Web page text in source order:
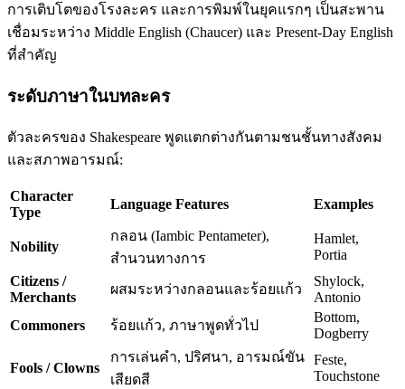
การเติบโตของโรงละคร และการพิมพ์ในยุคแรกๆ เป็นสะพาน
เชื่อมระหว่าง Middle English (Chaucer) และ Present-Day English
ที่สำคัญ
ระดับภาษาในบทละคร
ตัวละครของ Shakespeare พูดแตกต่างกันตามชนชั้นทางสังคม
และสภาพอารมณ์:
Character
Type
Language Features Examples
Nobility
กลอน (Iambic Pentameter),
สำนวนทางการ
Hamlet,
Portia
Citizens /
Merchants
ผสมระหว่างกลอนและร้อยแก้ว
Shylock,
Antonio
Commoners
ร้อยแก้ว, ภาษาพูดทั่วไป
Bottom,
Dogberry
Fools / Clowns
การเล่นคำ, ปริศนา, อารมณ์ขัน
เสียดสี
Feste,
Touchstone